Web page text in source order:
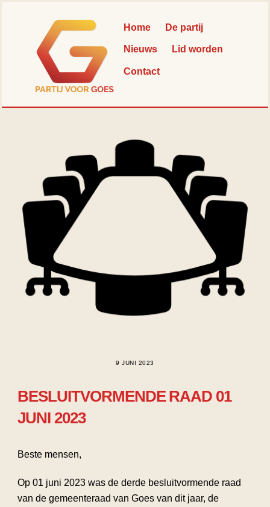
Home De partij
Nieuws Lid worden
Contact
9 JUNI 2023
BESLUITVORMENDE RAAD 01
JUNI 2023
Beste mensen,
Op 01 juni 2023 was de derde besluitvormende raad
van de gemeenteraad van Goes van dit jaar, de
To